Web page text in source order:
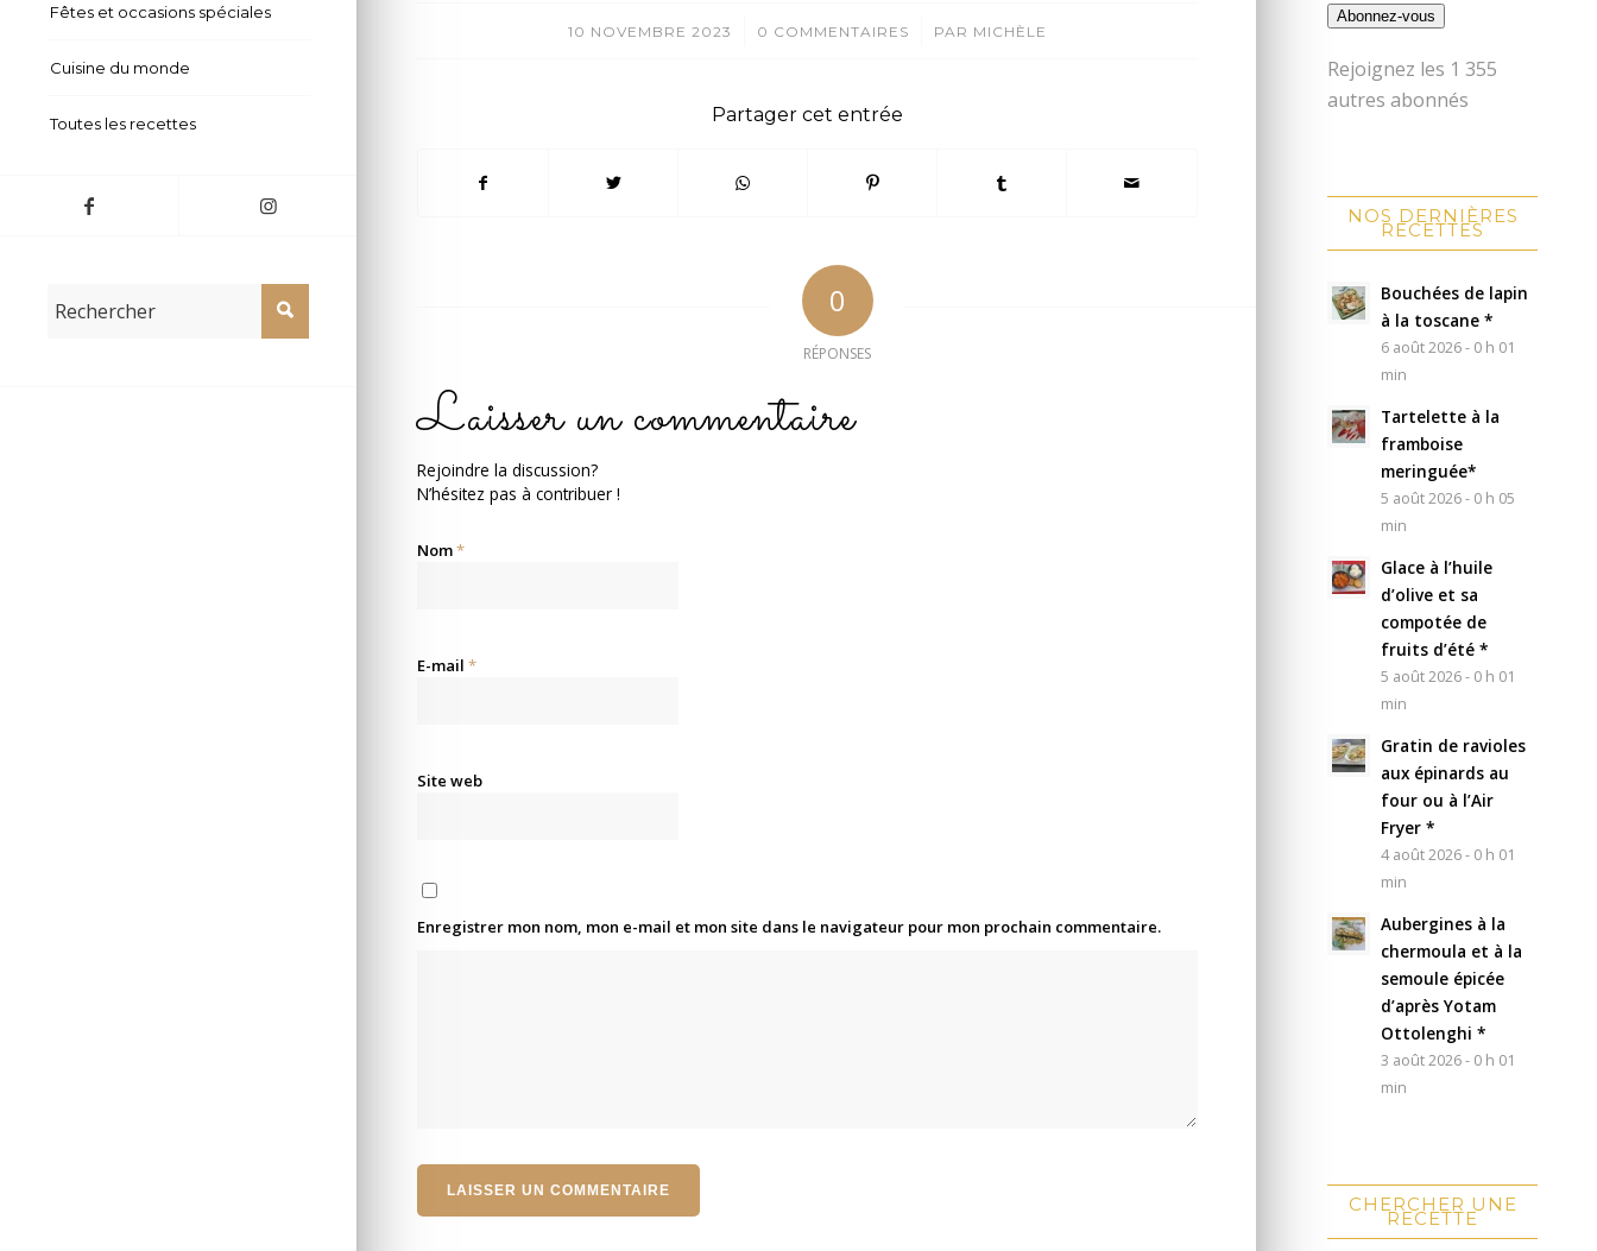
Fêtes et occasions spéciales
Cuisine du monde
Toutes les recettes
10 NOVEMBRE 2023
/ 0 COMMENTAIRES
/ PAR MICHÈLE
Partager cet entrée
0
RÉPONSES
Laisser un commentaire
Rejoindre la discussion?
N’hésitez pas à contribuer !
Nom*
E-mail *
Site web
Enregistrer mon nom, mon e-mail et mon site dans le navigateur pour mon prochain commentaire.
Abonnez-vous
Rejoignez les 1 355
autres abonnés
NOS DERNIÈRES
RECETTES
Bouchées de lapin
à la toscane *
6 août 2026 - 0 h 01
min
Tartelette à la
framboise
meringuée*
5 août 2026 - 0 h 05
min
Glace à l’huile
d’olive et sa
compotée de
fruits d’été *
5 août 2026 - 0 h 01
min
Gratin de ravioles
aux épinards au
four ou à l’Air
Fryer *
4 août 2026 - 0 h 01
min
Aubergines à la
chermoula et à la
semoule épicée
d’après Yotam
Ottolenghi *
3 août 2026 - 0 h 01
min
CHERCHER UNE
RECETTE